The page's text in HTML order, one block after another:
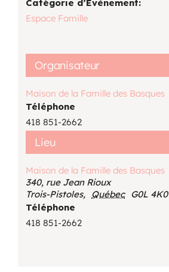
Catégorie d’Évènement:
Espace Famille
Lieu
Maison de la Famille des Basques
340, rue Jean Rioux
Trois-Pistoles, Québec G0L 4K0
Téléphone
418 851-2662
Organisateur
Maison de la Famille des Basques
Téléphone
418 851-2662